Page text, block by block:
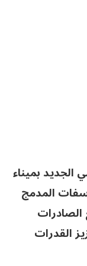
بميناء
المدمج
القدرات